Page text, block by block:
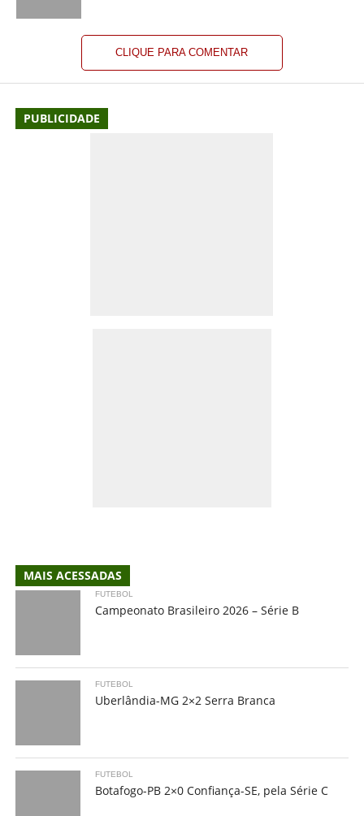
CLIQUE PARA COMENTAR
PUBLICIDADE
MAIS ACESSADAS
FUTEBOL
Campeonato Brasileiro 2026 – Série B
FUTEBOL
Uberlândia-MG 2×2 Serra Branca
FUTEBOL
Botafogo-PB 2×0 Confiança-SE, pela Série C